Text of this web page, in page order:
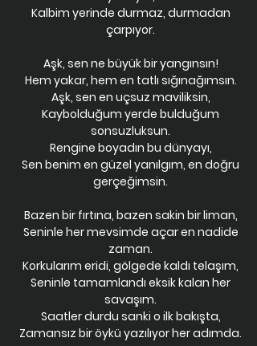
Kalbim yerinde durmaz, durmadan
çarpıyor.
Aşk, sen ne büyük bir yangınsın!
Hem yakar, hem en tatlı sığınağımsın.
Aşk, sen en uçsuz maviliksin,
Kaybolduğum yerde bulduğum
sonsuzluksun.
Rengine boyadın bu dünyayı,
Sen benim en güzel yanılgım, en doğru
gerçeğimsin.
Bazen bir fırtına, bazen sakin bir liman,
Seninle her mevsimde açar en nadide
zaman.
Korkularım eridi, gölgede kaldı telaşım,
Seninle tamamlandı eksik kalan her
savaşım.
Saatler durdu sanki o ilk bakışta,
Zamansız bir öykü yazılıyor her adımda.